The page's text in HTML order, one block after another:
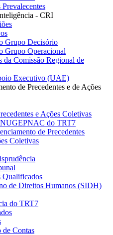
Prevalecentes
- CRI
Grupo Decisório
Grupo Operacional
da Comissão Regional de
Executivo (UAE)
de Precedentes e de Ações
e Ações Coletivas
NUGEPNAC do TRT7
de Precedentes
Coletivas
Qualificados
de Direitos Humanos (SIDH)
do TRT7
de Contas